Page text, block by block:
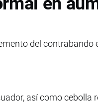
del contrabando
así como cebolla